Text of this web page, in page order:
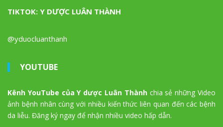
TIKTOK: Y DƯỢC LUÂN THÀNH
@yduocluanthanh
YOUTUBE
Kênh YouTube của Y dược Luân Thànhchia sẻ những Video
ảnh bệnh nhân cùng với nhiều kiến thức liên quan đến các bệnh
da liễu. Đăng ký ngay để nhận nhiều video hấp dẫn.